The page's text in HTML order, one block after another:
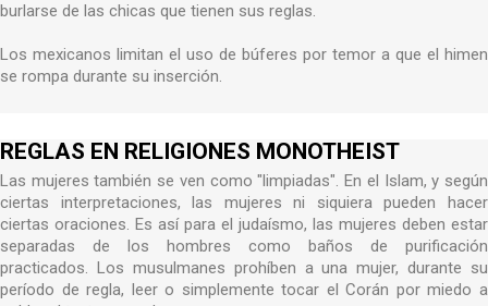
burlarse de las chicas que tienen sus reglas.
Los mexicanos limitan el uso de búferes por temor a que el himen
se rompa durante su inserción.
REGLAS EN RELIGIONES MONOTHEIST
Las mujeres también se ven como "limpiadas". En el Islam, y según
ciertas interpretaciones, las mujeres ni siquiera pueden hacer
ciertas oraciones. Es así para el judaísmo, las mujeres deben estar
separadas de los hombres como baños de purificación
practicados. Los musulmanes prohíben a una mujer, durante su
período de regla, leer o simplemente tocar el Corán por miedo a